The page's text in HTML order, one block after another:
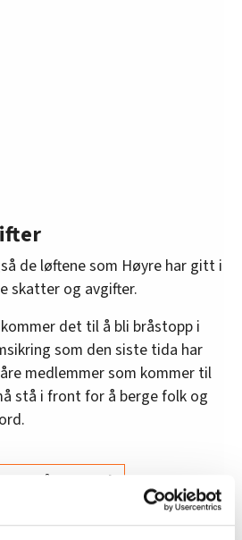
de løftene som Høyre har gitt i
skatter og avgifter.
det til å bli bråstopp i
som den siste tida har
medlemmer som kommer til
stå i front for å berge folk og
over to år gammel